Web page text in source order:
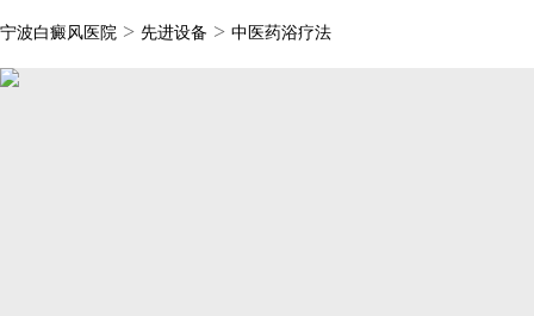
宁波白癜风医院 > 先进设备 > 中医药浴疗法